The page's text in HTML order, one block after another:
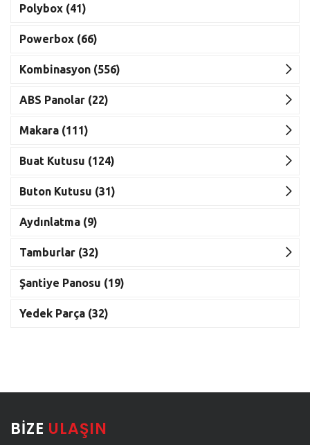
Polybox (41)
Powerbox (66)
Kombinasyon (556)
ABS Panolar (22)
Makara (111)
Buat Kutusu (124)
Buton Kutusu (31)
Aydınlatma (9)
Tamburlar (32)
Şantiye Panosu (19)
Yedek Parça (32)
BIZE ULAŞIN